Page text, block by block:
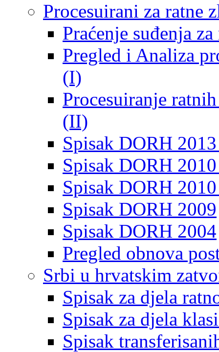
Procesuirani za ratne
Praćenje suđenja
Pregled i Analiza
(I)
Procesuiranje
(II)
Spisak DORH
Spisak DORH
Spisak DORH
Spisak DORH 2009
Spisak DORH 2004
Pregled obnova
Srbi u hrvatskim
Spisak za djela
Spisak za djela
Spisak